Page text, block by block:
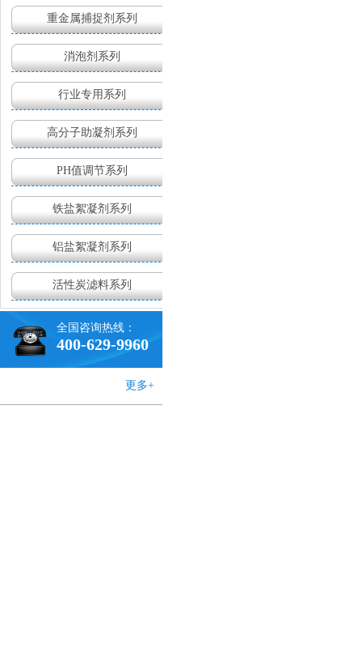
国)
重金属捕捉剂系列
消泡剂系列
行业专用系列
高分子助凝剂系列
PH值调节系列
铁盐絮凝剂系列
铝盐絮凝剂系列
活性炭滤料系列
全国咨询热线：
400-629-9960
更多+